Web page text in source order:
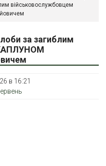
військовослужбовцем
за загиблим
в 16:21